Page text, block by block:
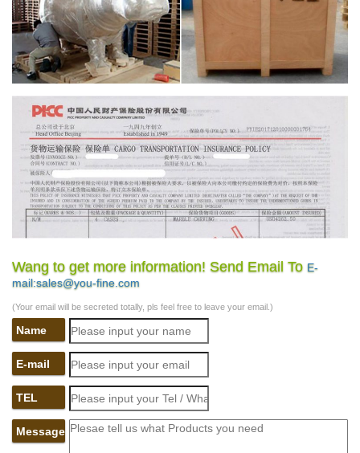
Wang to get more information! Send Email To E-
mail:sales@you-fine.com
(Your email will be secreted totally, pls feel free to leave your email.)
Name
E-mail
TEL
Message